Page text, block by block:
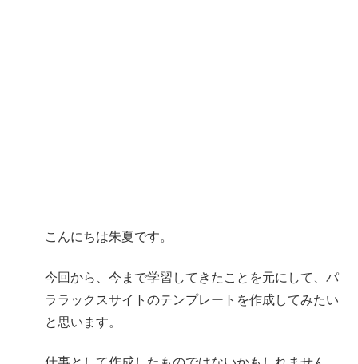
こんにちは朱夏です。
今回から、今まで学習してきたことを元にして、パ
ララックスサイトのテンプレートを作成してみたい
と思います。